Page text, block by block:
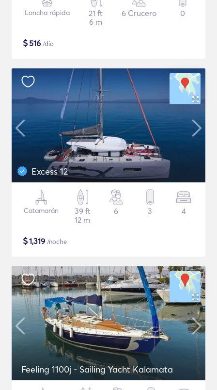
Lancha rápida
21 ft
6 m
6 Crucero 0
$516 /día
Excess 12
Catamarán
39 ft
12 m
6 3 4
$1,319 /noche
Feeling 1100j - Sailing Yacht Kalamata